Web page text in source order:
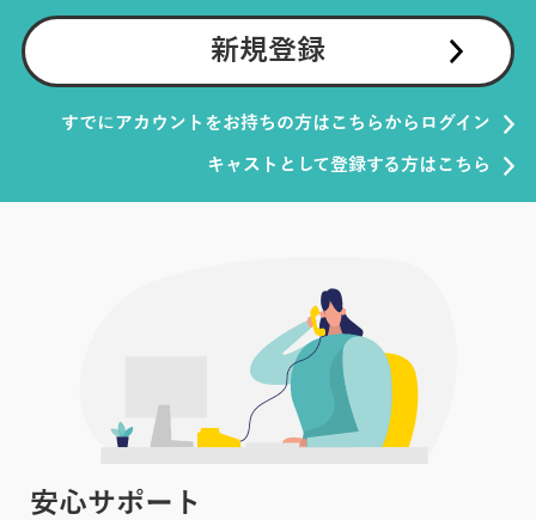
新規登録
すでにアカウントをお持ちの方はこちらからログイン
キャストとして登録する方はこちら
安心サポート